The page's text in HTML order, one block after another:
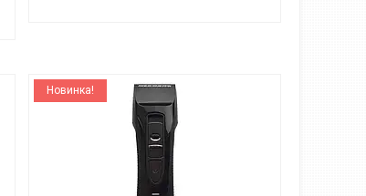
Новинка!